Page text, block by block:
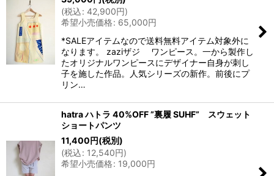
(税込: 42,900円)
希望小売価格: 65,000円
*SALEアイテムなので送料無料アイテム対象外に
なります。 zaziザジ ワンピース。一から製作し
たオリジナルワンピースにデザイナー自身が刺し
子を施した作品。人気シリーズの新作。前後にプ
リン…
hatra ハトラ 40%OFF ”裏履 SUHF” スウェット
ショートパンツ
11,400円(税別)
(税込: 12,540円)
希望小売価格: 19,000円